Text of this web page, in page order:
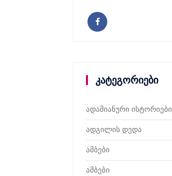
კატეგორიები
ადამიანური ისტორიები
ადგილის დედა
ამბები
ამბები